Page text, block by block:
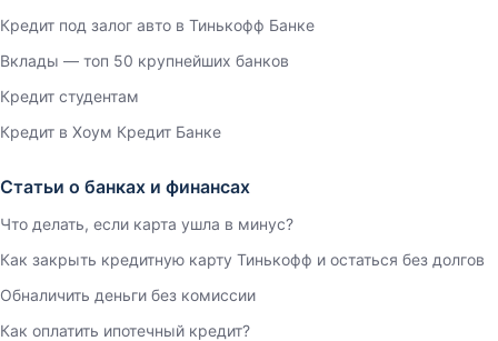
Кредит под залог авто в Тинькофф Банке
Вклады — топ 50 крупнейших банков
Кредит студентам
Кредит в Хоум Кредит Банке
Статьи о банках и финансах
Что делать, если карта ушла в минус?
Как закрыть кредитную карту Тинькофф и остаться без долгов
Обналичить деньги без комиссии
Как оплатить ипотечный кредит?